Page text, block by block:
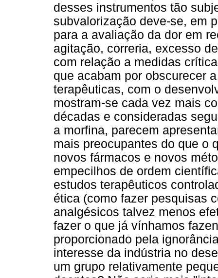
desses instrumentos tão
subvalorização deve-se, em
para a avaliação da dor em
agitação, correria, excesso
com relação a medidas
que acabam por obscurecer
terapêuticas, com o
mostram-se cada vez mais
décadas e consideradas
a morfina, parecem
mais preocupantes do que o
novos fármacos e novos
empecilhos de ordem
estudos terapêuticos
ética (como fazer pesquisas
analgésicos talvez menos
fazer o que já vínhamos
proporcionado pela
interesse da indústria no
um grupo relativamente